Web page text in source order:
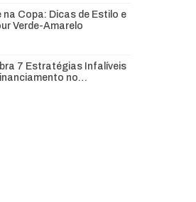
na Copa: Dicas de Estilo e
Verde-Amarelo
7 Estratégias Infalíveis
no…